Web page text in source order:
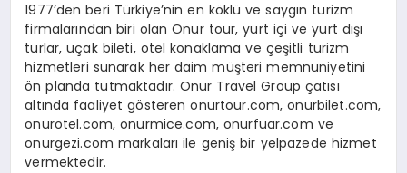
1977’den beri Türkiye’nin en köklü ve saygın turizm
firmalarından biri olan Onur tour, yurt içi ve yurt dışı
turlar, uçak bileti, otel konaklama ve çeşitli turizm
hizmetleri sunarak her daim müşteri memnuniyetini
ön planda tutmaktadır. Onur Travel Group çatısı
altında faaliyet gösteren onurtour.com, onurbilet.com,
onurotel.com, onurmice.com, onurfuar.com ve
onurgezi.com markaları ile geniş bir yelpazede hizmet
vermektedir.